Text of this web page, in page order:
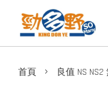
首頁 › 良值 NS